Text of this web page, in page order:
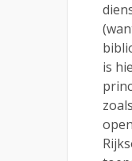
is